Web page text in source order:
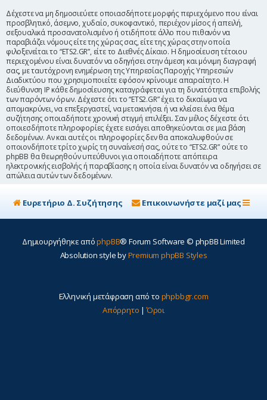
Δέχεστε να μη δημοσιεύετε οποιασδήποτε μορφής περιεχόμενο που είναι
προσβλητικό, άσεμνο, χυδαίο, συκοφαντικό, περιέχον μίσος ή απειλή,
σεξουαλικά προσανατολισμένο ή οτιδήποτε άλλο που πιθανόν να
παραβιάζει νόμους είτε της χώρας σας, είτε της χώρας στην οποία
φιλοξενείται το “ETS2.GR”, είτε το Διεθνές Δίκαιο. Η δημοσίευση τέτοιου
περιεχομένου είναι δυνατόν να οδηγήσει στην άμεση και μόνιμη διαγραφή
σας, με ταυτόχρονη ενημέρωση της Υπηρεσίας Παροχής Υπηρεσιών
Διαδικτύου που χρησιμοποιείτε εφόσον κρίνουμε απαραίτητο. Η
διεύθυνση IP κάθε δημοσίευσης καταγράφεται για τη δυνατότητα επιβολής
των παρόντων όρων. Δέχεστε ότι το “ETS2.GR” έχει το δικαίωμα να
απομακρύνει, να επεξεργαστεί, να μετακινήσει ή να κλείσει ένα θέμα
συζήτησης οποιαδήποτε χρονική στιγμή επιλέξει. Σαν μέλος δέχεστε ότι
οποιεσδήποτε πληροφορίες έχετε εισάγει αποθηκεύονται σε μια βάση
δεδομένων. Αν και αυτές οι πληροφορίες δεν θα αποκαλυφθούν σε
οποιονδήποτε τρίτο χωρίς τη συναίνεσή σας, ούτε το “ETS2.GR” ούτε το
phpBB θα θεωρηθούν υπεύθυνοι για οποιαδήποτε απόπειρα
ηλεκτρονικής εισβολής ή παραβίασης η οποία είναι δυνατόν να οδηγήσει σε
απώλεια αυτών των δεδομένων.
Ευρετήριο Δ. Συζήτησης Επικοινωνήστε μαζί μας
Δημιουργήθηκε απόphpBB® Forum Software © phpBB Limited
Absolution style byPremium phpBB Styles
Ελληνική μετάφραση από το phpbbgr.com
Απόρρητο |Όροι